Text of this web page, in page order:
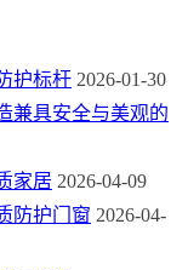
护标杆 2026-01-30
兼具安全与美观的
家居 2026-04-09
防护门窗 2026-04-